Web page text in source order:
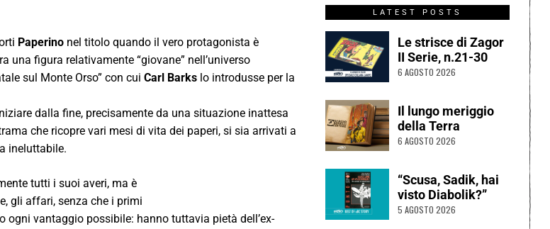
Paperino nel titolo quando il vero protagonista è
una figura relativamente “giovane” nell’universo
sul Monte Orso” con cui Carl Barks lo introdusse per la
dalla fine, precisamente da una situazione inattesa
che ricopre vari mesi di vita dei paperi, si sia arrivati a
ineluttabile.
tutti i suoi averi, ma è
gli affari, senza che i primi
vantaggio possibile: hanno tuttavia pietà dell’ex-
LATEST POSTS
Le strisce di Zagor
II Serie, n.21-30
6 AGOSTO 2026
Il lungo meriggio
della Terra
6 AGOSTO 2026
“Scusa, Sadik, hai
visto Diabolik?”
5 AGOSTO 2026